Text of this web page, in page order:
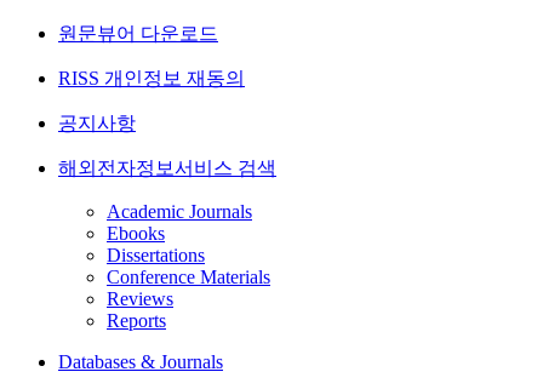
원문뷰어 다운로드
RISS 개인정보 재동의
공지사항
해외전자정보서비스 검색
Academic Journals
Ebooks
Dissertations
Conference Materials
Reviews
Reports
Databases & Journals